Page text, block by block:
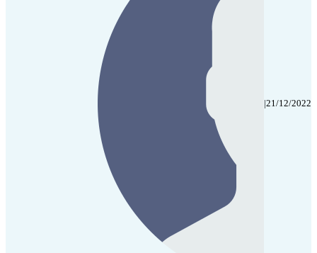
|21/12/2022